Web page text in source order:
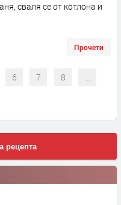
сваля се от котлона и
Прочети
6 7 8 ...
рецепта